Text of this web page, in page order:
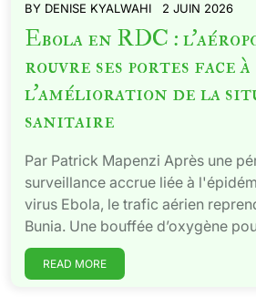
BY DENISE KYALWAHI 2 JUIN 2026
Ebola en RDC :
rouvre ses portes face à
l’amélioration de la
sanitaire
Par Patrick Mapenzi Après une
surveillance accrue liée à
virus Ebola, le trafic aérien
Bunia. Une bouffée d’oxygène
READ MORE